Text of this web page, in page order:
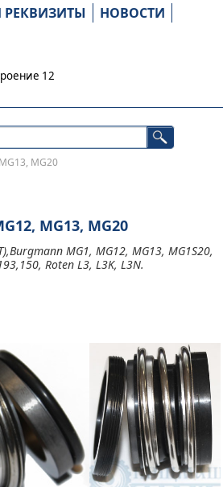
РЕКВИЗИТЫ НОВОСТИ
12
MG20
MG13, MG20
MG1, MG12, MG13, MG1S20,
Roten L3, L3K, L3N.